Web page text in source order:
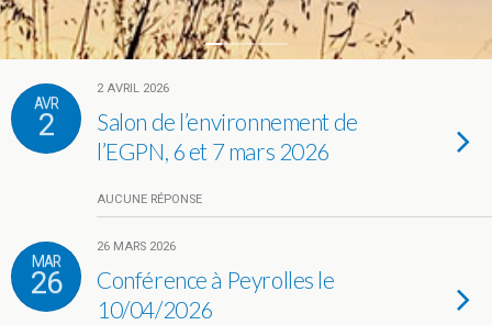
AVR
2
2 AVRIL 2026
Salon de l’environnement de
l’EGPN, 6 et 7 mars 2026
AUCUNE RÉPONSE
MAR
26
26 MARS 2026
Conférence à Peyrolles le
10/04/2026